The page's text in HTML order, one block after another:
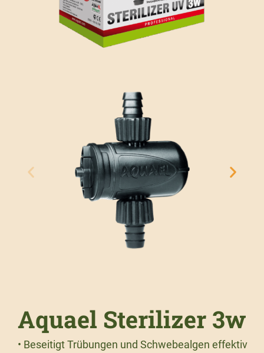
Aquael Sterilizer 3w
• Beseitigt Trübungen und Schwebealgen effektiv